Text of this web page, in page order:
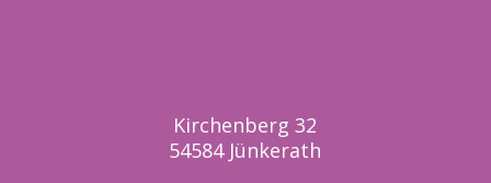
Kirchenberg 32
54584 Jünkerath